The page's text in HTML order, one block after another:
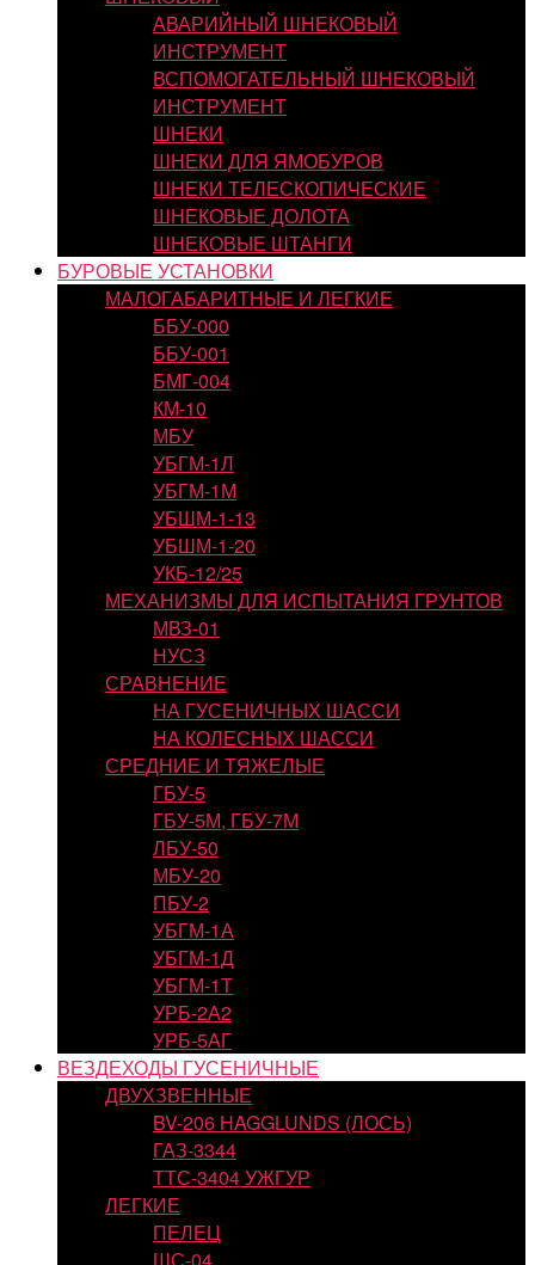
АВАРИЙНЫЙ ШНЕКОВЫЙ
ИНСТРУМЕНТ
ВСПОМОГАТЕЛЬНЫЙ ШНЕКОВЫЙ
ИНСТРУМЕНТ
ШНЕКИ
ШНЕКИ ДЛЯ ЯМОБУРОВ
ШНЕКИ ТЕЛЕСКОПИЧЕСКИЕ
ШНЕКОВЫЕ ДОЛОТА
ШНЕКОВЫЕ ШТАНГИ
БУРОВЫЕ УСТАНОВКИ
МАЛОГАБАРИТНЫЕ И ЛЕГКИЕ
ББУ-000
ББУ-001
БМГ-004
КМ-10
МБУ
УБГМ-1Л
УБГМ-1М
УБШМ-1-13
УБШМ-1-20
УКБ-12/25
МЕХАНИЗМЫ ДЛЯ ИСПЫТАНИЯ ГРУНТОВ
МВЗ-01
НУСЗ
СРАВНЕНИЕ
НА ГУСЕНИЧНЫХ ШАССИ
НА КОЛЕСНЫХ ШАССИ
СРЕДНИЕ И ТЯЖЕЛЫЕ
ГБУ-5
ГБУ-5М, ГБУ-7М
ЛБУ-50
МБУ-20
ПБУ-2
УБГМ-1А
УБГМ-1Д
УБГМ-1Т
УРБ-2А2
УРБ-5АГ
ВЕЗДЕХОДЫ ГУСЕНИЧНЫЕ
ДВУХЗВЕННЫЕ
BV-206 HAGGLUNDS (ЛОСЬ)
ГАЗ-3344
ТТС-3404 УЖГУР
ЛЕГКИЕ
ПЕЛЕЦ